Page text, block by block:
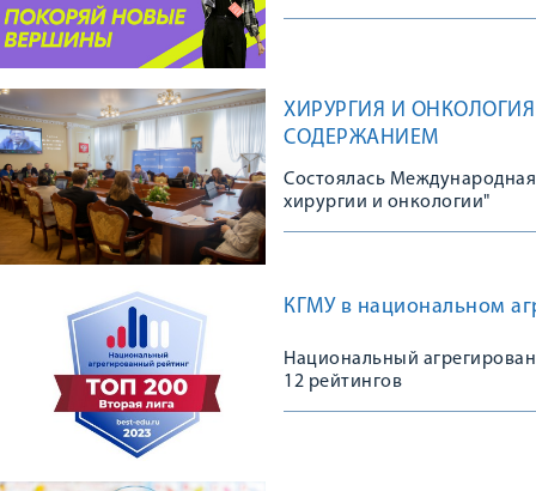
ХИРУРГИЯ И
СОДЕРЖАНИЕМ
Состоялась
хирургии и онкологии"
КГМУ в национальном
Национальный
12 рейтингов